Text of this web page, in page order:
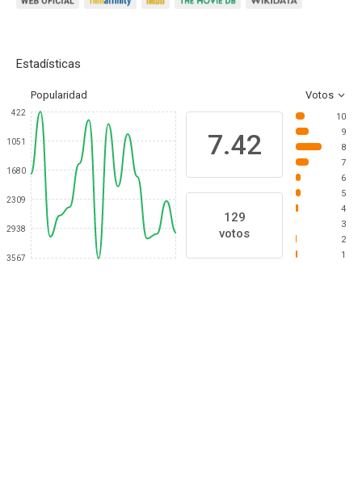
Estadísticas
Popularidad Votos
422
1051
1680
2309
2938
3567
7.42
129
votos
10
9
8
7
6
5
4
3
2
1